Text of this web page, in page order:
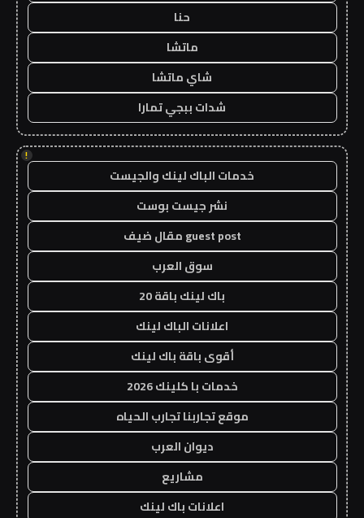
حنا
ماتشا
شاي ماتشا
شدات ببجي تمارا
!
خدمات الباك لينك والجيست
نشر جيست بوست
guest post مقال ضيف
سوق العرب
باك لينك باقة 20
اعلانات الباك لينك
أقوى باقة باك لينك
خدمات با كلينك 2026
موقع تجاربنا تجارب الحياه
ديوان العرب
مشاريع
اعلانات باك لينك